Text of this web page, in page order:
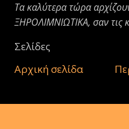
Τα καλύτερα τώρα
ΞΗΡΟΛΙΜΝΙΩΤΙΚΑ, σαν τις
Σελίδες
Αρχική σελίδα